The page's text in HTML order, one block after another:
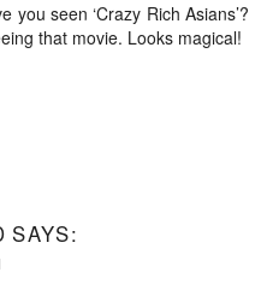
you seen ‘Crazy Rich Asians’?
that movie. Looks magical!
SAYS: